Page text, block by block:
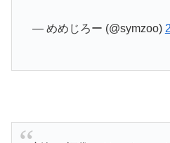
— めめじろー (@symzoo)